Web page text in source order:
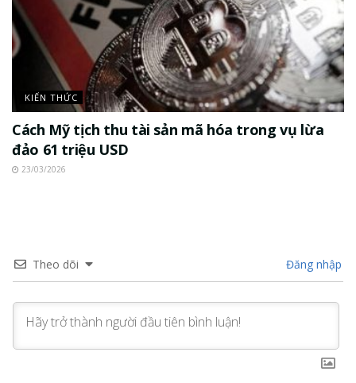
KIẾN THỨC
Cách Mỹ tịch thu tài sản mã hóa trong vụ lừa
đảo 61 triệu USD
23/03/2026
Theo dõi Đăng nhập